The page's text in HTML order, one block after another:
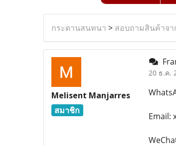
กระดานสนทนา > สอบถามสินค้าจา
Melisent Manjarres
สมาชิก
20 ธ.ค.
Email: